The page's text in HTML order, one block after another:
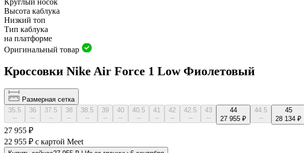
Круглый носок
Высота каблука
Низкий топ
Тип каблука
на платформе
Оригинальный товар
Кроссовки Nike Air Force 1 Low Фиолетовый
Размерная сетка
35.5
--
36
--
37.5
--
38
--
38.5
--
39
--
40
--
40.5
--
41
--
42
--
42.5
--
43
--
44
27 955 ₽
44.5
--
45
28 134 ₽
27 955 ₽
22 955 ₽ с картой Meet